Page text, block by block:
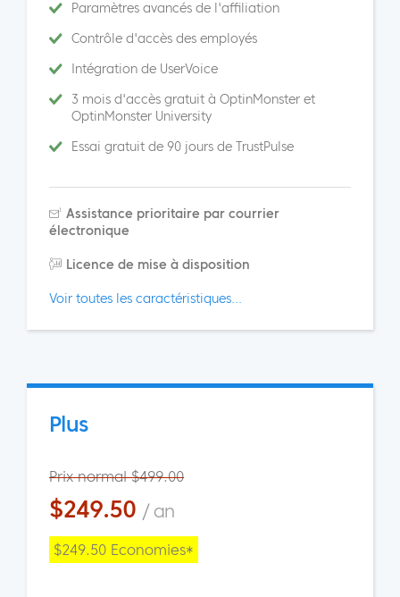
Paramètres avancés de l'affiliation
Contrôle d'accès des employés
Intégration de UserVoice
3 mois d'accès gratuit à OptinMonster et
OptinMonster University
Essai gratuit de 90 jours de TrustPulse
Assistance prioritaire par courrier
électronique
Licence de mise à disposition
Voir toutes les caractéristiques...
Plus
Prix normal $499.00
$249.50 / an
$249.50 Economies*